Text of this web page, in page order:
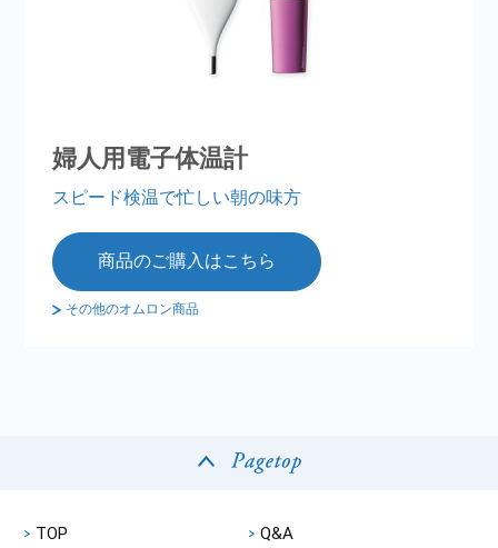
婦人用電子体温計
スピード検温で忙しい朝の味方
商品のご購入はこちら
その他のオムロン商品
TOP Q&A